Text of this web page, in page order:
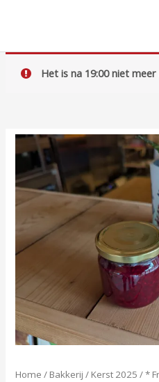
inhoud
Het is na 19:00 niet
Home / Bakkerij / Kerst 2025 / *